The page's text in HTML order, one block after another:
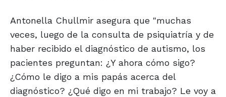
Antonella Chullmir asegura que "muchas
veces, luego de la consulta de psiquiatría y de
haber recibido el diagnóstico de autismo, los
pacientes preguntan: ¿Y ahora cómo sigo?
¿Cómo le digo a mis papás acerca del
diagnóstico? ¿Qué digo en mi trabajo? Le voy a